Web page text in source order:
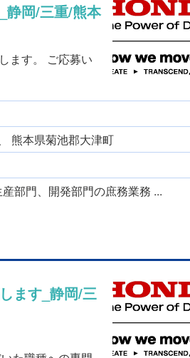
静岡/三重/熊本
ます。 ご応募い
熊本県菊池郡大津町
部門、開発部門の庶務業務 ...
ます_静岡/三